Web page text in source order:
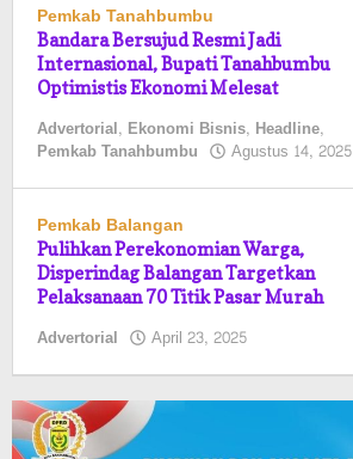
Pemkab Tanahbumbu
Bandara Bersujud Resmi Jadi
Internasional, Bupati Tanahbumbu
Optimistis Ekonomi Melesat
Advertorial, Ekonomi Bisnis, Headline,
Pemkab Tanahbumbu Agustus 14, 2025
Pemkab Balangan
Pulihkan Perekonomian Warga,
Disperindag Balangan Targetkan
Pelaksanaan 70 Titik Pasar Murah
Advertorial April 23, 2025